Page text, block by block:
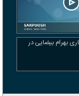
بهرام بیضایی در